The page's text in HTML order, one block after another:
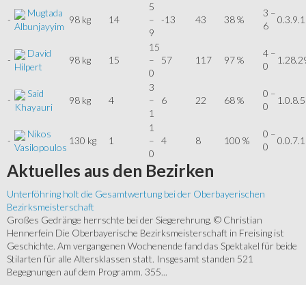
-
Mugtada
Albunjayyim
98 kg 14
5
–
9
-13 43 38 %
3 –
6
-
David
Hilpert
98 kg 15
15
–
0
57 117 97 %
4 –
0
-
Said
Khayauri
98 kg 4
3
–
1
6 22 68 %
0 –
0
1.0.8.5
-
Nikos
Vasilopoulos
130 kg 1
1
–
0
4 8 100 %
0 –
0
0.0.7.1
Aktuelles aus den Bezirken
Unterföhring holt die Gesamtwertung bei der Oberbayerischen
Bezirksmeisterschaft
Großes Gedränge herrschte bei der Siegerehrung. © Christian
Hennerfein Die Oberbayerische Bezirksmeisterschaft in Freising ist
Geschichte. Am vergangenen Wochenende fand das Spektakel für beide
Stilarten für alle Altersklassen statt. Insgesamt standen 521
Begegnungen auf dem Programm. 355...